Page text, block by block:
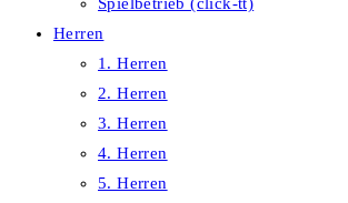
Herren
1. Herren
2. Herren
3. Herren
4. Herren
5. Herren